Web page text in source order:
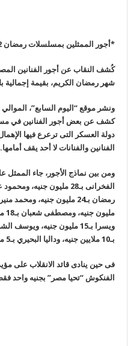
*أجور الممثلين بمسلسلات رمضان 242 مليون جنيه ولا عزاء للغلابة
كُشف النقاب عن أجور الفنانين
شهر رمضان الكريم، بقيمة إجمالية بلغت 242 مليون جنيه
ونشر موقع “اليوم السابع”، الموالي
كشف عن بعض أجور الفنانين في
دولة العسكر التى ترعرع فيها
الفنانين والفنانات لا أحد يقف أمامها.
بـ10 ملايين جنيه، وداليا البحيري بـ5 ملايين جنيه
فى حين ينادى قائد الانقلاب على
الفنكوش “تحيا مصر” بجنيه واحد